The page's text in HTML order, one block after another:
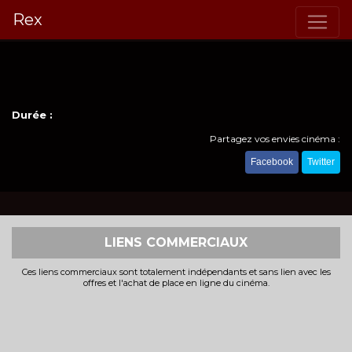
Rex
Durée :
Partagez vos envies cinéma :
Facebook Twitter
LIENS COMMERCIAUX
Ces liens commerciaux sont totalement indépendants et sans lien avec les
offres et l'achat de place en ligne du cinéma.